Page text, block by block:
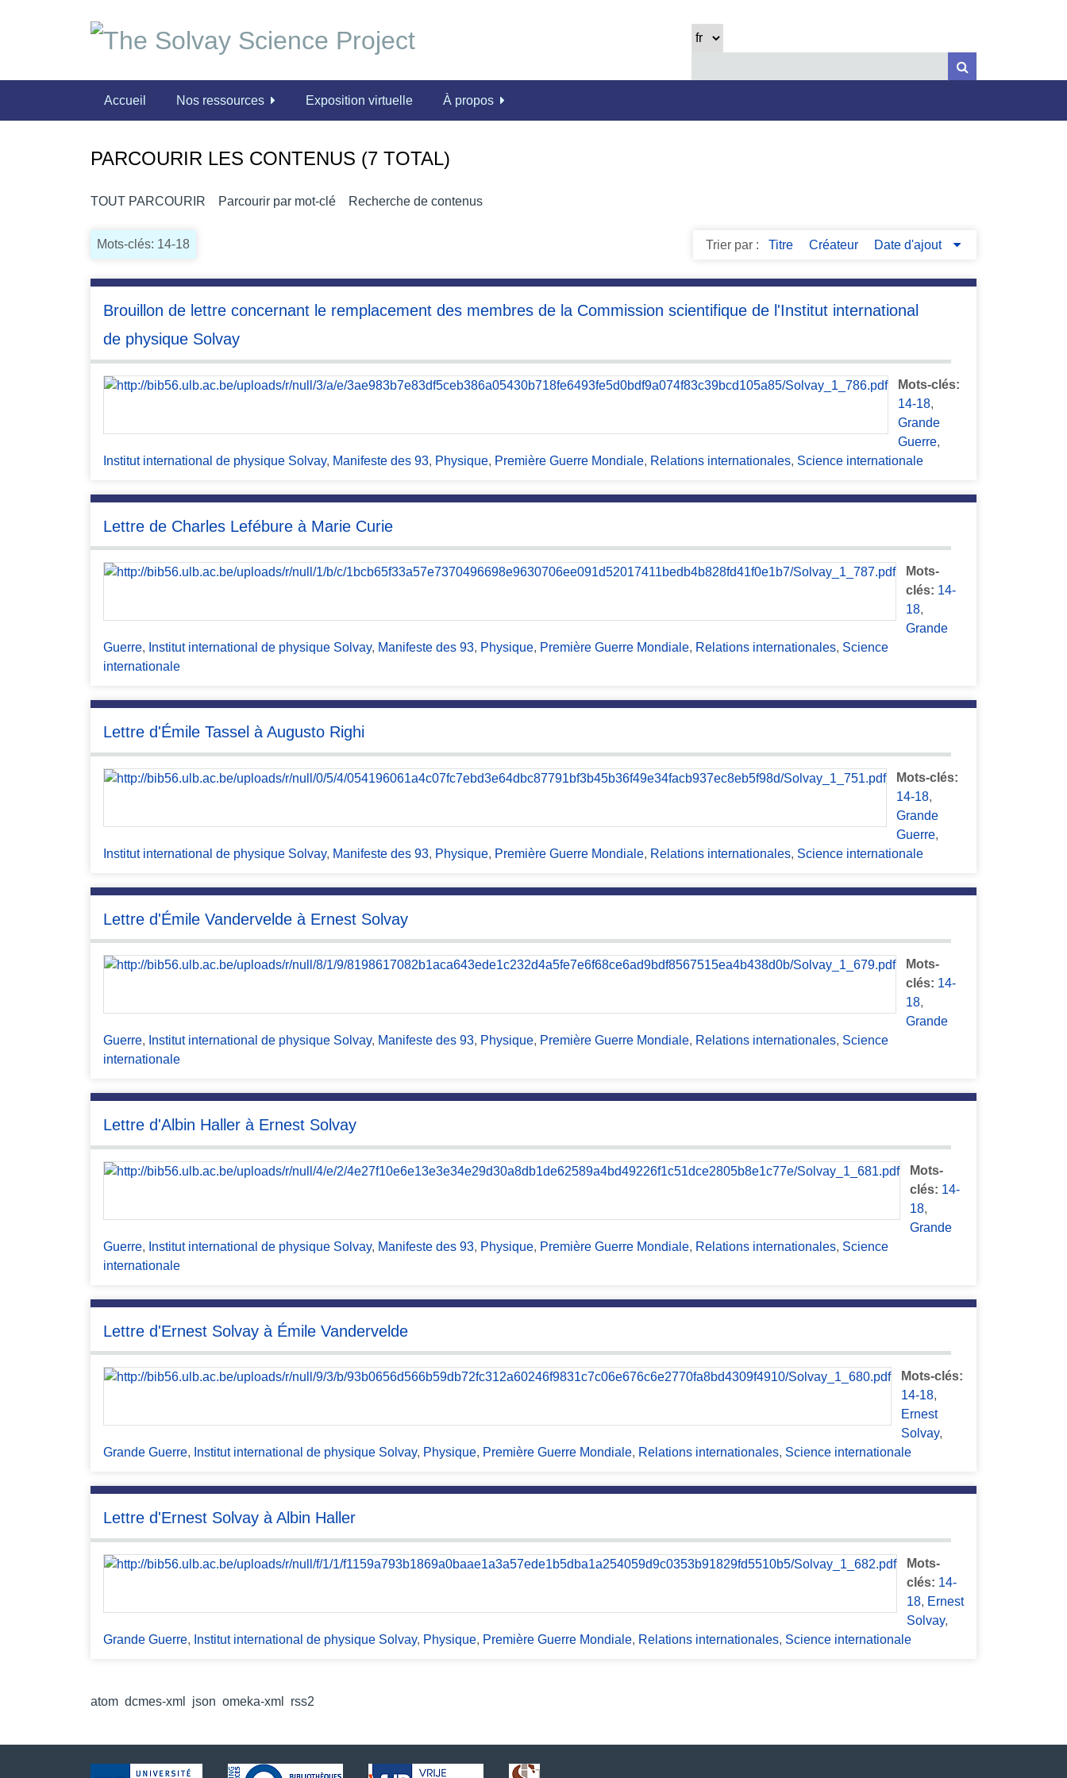
e
a
Accueil Nos ressources Exposition virtuelle À propos
PARCOURIR LES CONTENUS (7 TOTAL)
TOUT PARCOURIR Parcourir par mot-clé Recherche de contenus
Mots-clés: 14-18 Trier par : Titre Créateur Date d'ajout
Brouillon de lettre concernant le remplacement des membres de la Commission scientifique de l'Institut international
de physique Solvay
Mots-clés:
14-18,
Grande
Guerre,
Institut international de physique Solvay, Manifeste des 93, Physique, Première Guerre Mondiale, Relations internationales, Science internationale
Lettre de Charles Lefébure à Marie Curie
Mots-
clés: 14-
18,
Grande
Guerre, Institut international de physique Solvay, Manifeste des 93, Physique, Première Guerre Mondiale, Relations internationales, Science
internationale
Lettre d'Émile Tassel à Augusto Righi
Mots-clés:
14-18,
Grande
Guerre,
Institut international de physique Solvay, Manifeste des 93, Physique, Première Guerre Mondiale, Relations internationales, Science internationale
Lettre d'Émile Vandervelde à Ernest Solvay
Mots-
clés: 14-
18,
Grande
Guerre, Institut international de physique Solvay, Manifeste des 93, Physique, Première Guerre Mondiale, Relations internationales, Science
internationale
Lettre d'Albin Haller à Ernest Solvay
Mots-
clés: 14-
18,
Grande
Guerre, Institut international de physique Solvay, Manifeste des 93, Physique, Première Guerre Mondiale, Relations internationales, Science
internationale
Lettre d'Ernest Solvay à Émile Vandervelde
Mots-clés:
14-18,
Ernest
Solvay,
Grande Guerre, Institut international de physique Solvay, Physique, Première Guerre Mondiale, Relations internationales, Science internationale
Lettre d'Ernest Solvay à Albin Haller
Mots-
clés: 14-
18, Ernest
Solvay,
Grande Guerre, Institut international de physique Solvay, Physique, Première Guerre Mondiale, Relations internationales, Science internationale
atom, dcmes-xml json omeka-xml rss2